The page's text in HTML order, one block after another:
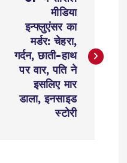
मीडिया
इन्फ्लुएंसर का
मर्डर: चेहरा,
गर्दन, छाती-हाथ
पर वार, पति ने
इसलिए मार
डाला, इनसाइड
स्टोरी